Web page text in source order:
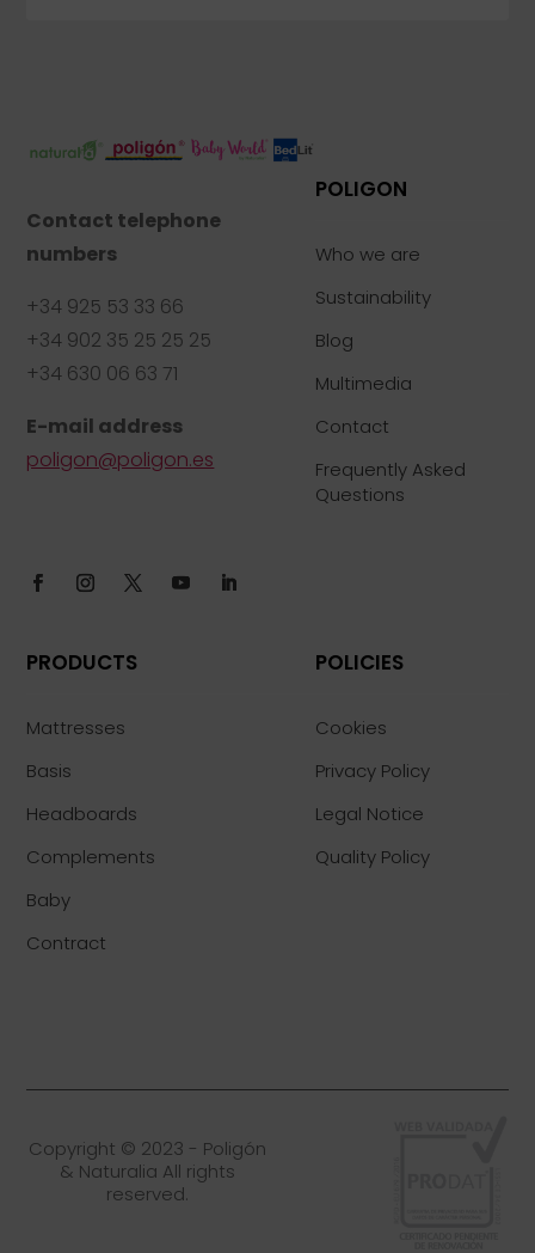
Contact telephone
numbers
+34 925 53 33 66
+34 902 35 25 25 25
+34 630 06 63 71
E-mail address
poligon@poligon.es
POLIGON
Who we are
Sustainability
Blog
Multimedia
Contact
Frequently Asked
Questions
PRODUCTS
Mattresses
Basis
Headboards
Complements
Baby
Contract
POLICIES
Cookies
Privacy Policy
Legal Notice
Quality Policy
Copyright © 2023 - Poligón
& Naturalia All rights
reserved.